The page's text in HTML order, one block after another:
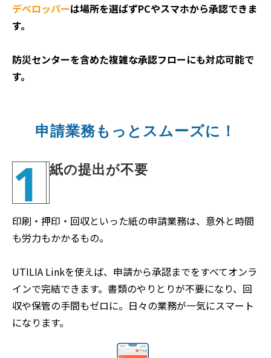
デベロッパーは場所を選ばずPCやスマホから承認できま
す。
防災センターを含めた複雑な承認フローにも対応可能で
す。
申請業務もっとスムーズに！
1 紙の提出が不要
印刷・押印・回収といった紙の申請業務は、意外と時間
も労力もかかるもの。
UTILIA Linkを使えば、申請から承認までをすべてオンラ
インで完結できます。書類のやりとりが不要になり、回
収や保管の手間もゼロに。日々の業務が一気にスマート
になります。